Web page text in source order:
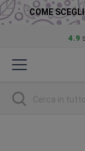
COME
4.9
al
Ricerca